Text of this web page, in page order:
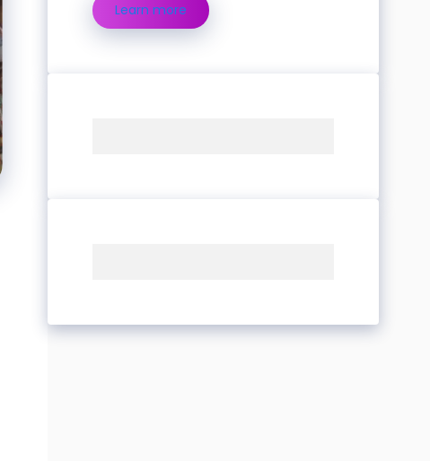
Learn more